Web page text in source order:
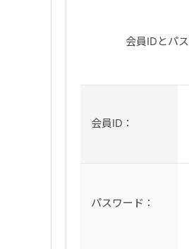
会員IDとパ
会員ID：
パスワード：